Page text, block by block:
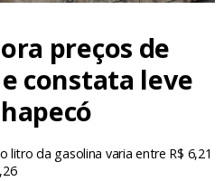
preços de
constata leve
litro da gasolina varia entre R$ 6,21